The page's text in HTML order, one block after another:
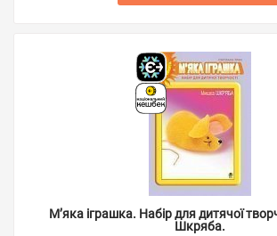
М’яка іграшка. Набір для дитячої
Шкряба.